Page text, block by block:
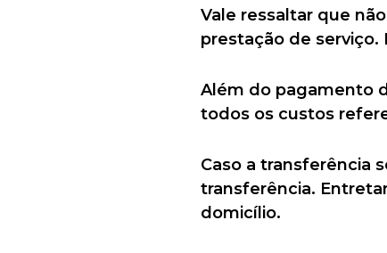
Vale ressaltar que
prestação de serviço.
Além do pagamento
todos os custos
Caso a transferência
transferência.
domicílio.